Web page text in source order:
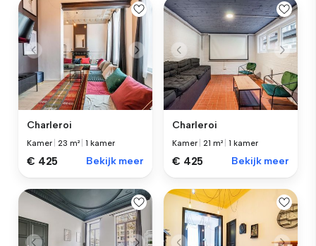
Charleroi
Kamer |23 m² |1 kamer
€ 425 Bekijk meer
Charleroi
Kamer |21 m² |1 kamer
€ 425 Bekijk meer